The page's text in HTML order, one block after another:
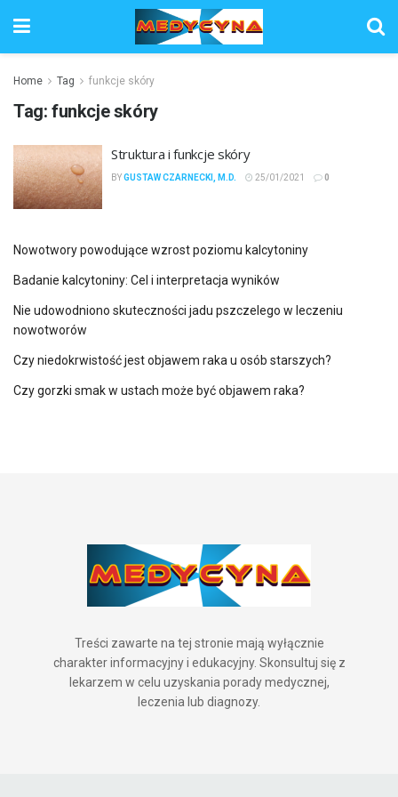
Home Tag funkcje skóry
Tag: funkcje skóry
Struktura i funkcje skóry
BYGUSTAW CZARNECKI, M.D. 25/01/2021 0
Nowotwory powodujące wzrost poziomu kalcytoniny
Badanie kalcytoniny: Cel i interpretacja wyników
Nie udowodniono skuteczności jadu pszczelego w leczeniu
nowotworów
Czy niedokrwistość jest objawem raka u osób starszych?
Czy gorzki smak w ustach może być objawem raka?
Treści zawarte na tej stronie mają wyłącznie
charakter informacyjny i edukacyjny. Skonsultuj się z
lekarzem w celu uzyskania porady medycznej,
leczenia lub diagnozy.